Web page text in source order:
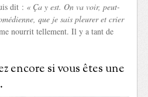
dit : « Ça y est. On va voir, peut-
que je sais pleurer et crier
nourrit tellement. Il y a tant de
encore si vous êtes une